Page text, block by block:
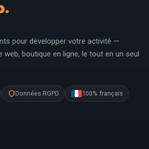
pour développer votre activité —
boutique en ligne, le tout en un seul
Données RGPD 100% français